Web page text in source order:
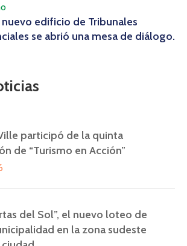
edificio de Tribunales
se abrió una mesa de diálogo.
participó de la quinta
de “Turismo en Acción”
del Sol”, el nuevo loteo de
en la zona sudeste